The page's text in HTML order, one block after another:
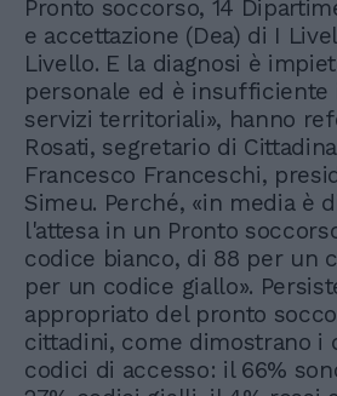
Pronto soccorso, 14
e accettazione (Dea) di I
Livello. E la diagnosi è
personale ed è insufficiente
servizi territoriali», hanno
Rosati, segretario di
Francesco Franceschi,
Simeu. Perché, «in media è
l'attesa in un Pronto
codice bianco, di 88 per un
per un codice giallo».
appropriato del pronto
cittadini, come dimostrano i
codici di accesso: il 66%